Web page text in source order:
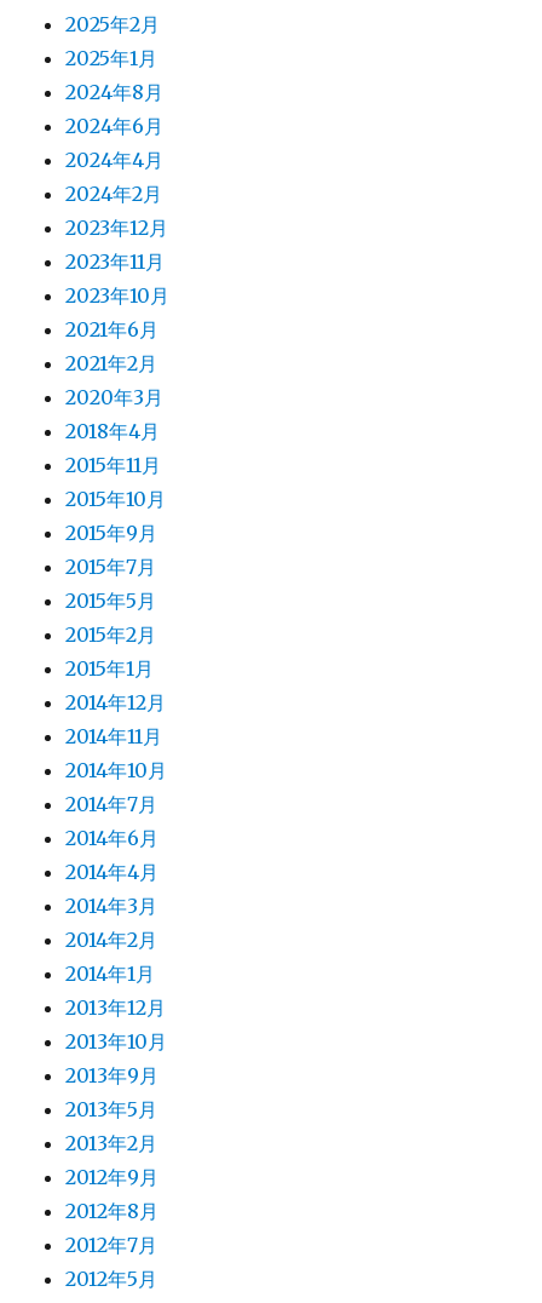
2025年2月
2025年1月
2024年8月
2024年6月
2024年4月
2024年2月
2023年12月
2023年11月
2023年10月
2021年6月
2021年2月
2020年3月
2018年4月
2015年11月
2015年10月
2015年9月
2015年7月
2015年5月
2015年2月
2015年1月
2014年12月
2014年11月
2014年10月
2014年7月
2014年6月
2014年4月
2014年3月
2014年2月
2014年1月
2013年12月
2013年10月
2013年9月
2013年5月
2013年2月
2012年9月
2012年8月
2012年7月
2012年5月